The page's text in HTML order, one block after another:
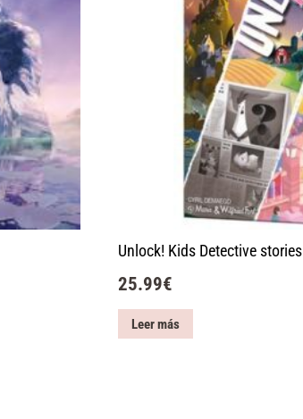
Unlock! Kids Detective stories
25.99€
Leer más